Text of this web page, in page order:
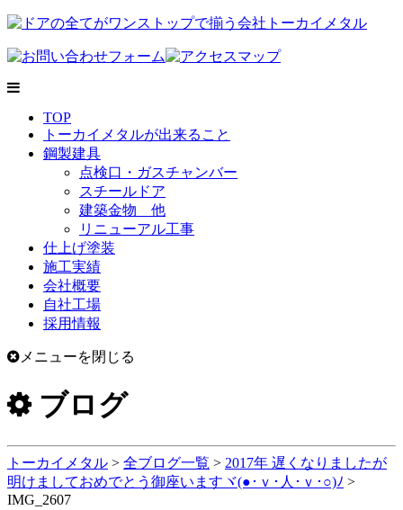
TOP
トーカイメタルが出来ること
鋼製建具
点検口・ガスチャンバー
スチールドア
建築金物 他
リニューアル工事
仕上げ塗装
施工実績
会社概要
自社工場
採用情報
メニューを閉じる
ブログ
トーカイメタル > 全ブログ一覧 > 2017年 遅くなりましたが
明けましておめでとう御座いますヾ(●･ｖ･人･ｖ･○)ﾉ >
IMG_2607